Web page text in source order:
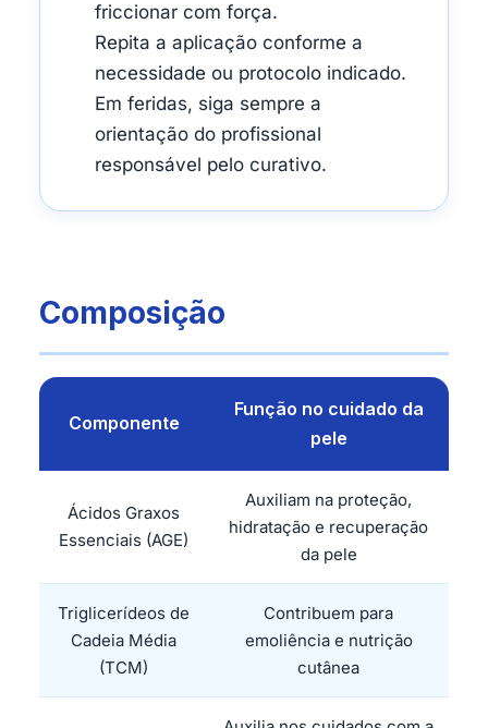
friccionar com força.
Repita a aplicação conforme a
necessidade ou protocolo indicado.
Em feridas, siga sempre a
orientação do profissional
responsável pelo curativo.
Composição
Componente
Função no cuidado da
pele
Ácidos Graxos
Essenciais (AGE)
Auxiliam na proteção,
hidratação e recuperação
da pele
Triglicerídeos de
Cadeia Média
(TCM)
Contribuem para
emoliência e nutrição
cutânea